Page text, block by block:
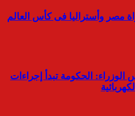
مصر وأستراليا فى كأس العالم
الحكومة تبدأ إجراءات